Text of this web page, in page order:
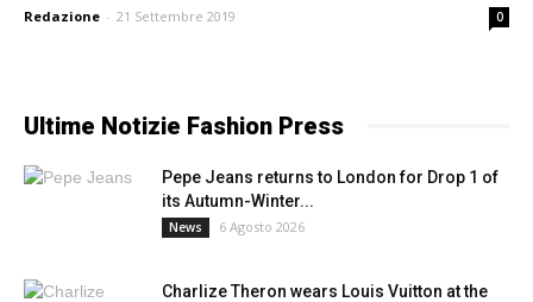
Redazione - 21 Settembre 2019 0
Ultime Notizie Fashion Press
Pepe Jeans returns to London for Drop 1 of
its Autumn-Winter...
News 6 Agosto 2026
Charlize Theron wears Louis Vuitton at the